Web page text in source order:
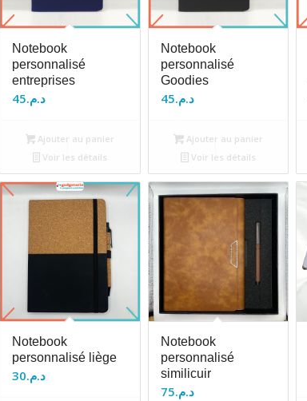
Notebook
personnalisé
entreprises
د.م.45
Ajouter au panier
Voir les détails
Notebook
personnalisé
Goodies
د.م.45
Ajouter au panier
Voir les détails
Notebook
personnalisé liège
د.م.30
Notebook
personnalisé
similicuir
د.م.75